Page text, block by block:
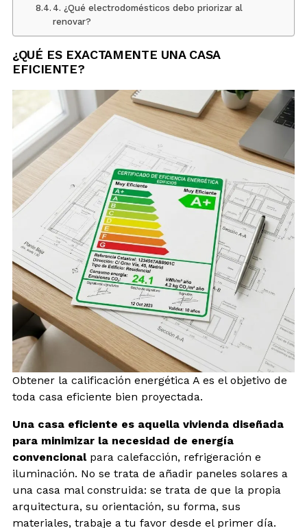
4. ¿Qué electrodomésticos debo priorizar al
renovar?
¿QUÉ ES EXACTAMENTE UNA CASA
EFICIENTE?
Obtener la calificación energética A es el objetivo de
toda casa eficiente bien proyectada.
Una casa eficiente es aquella vivienda diseñada
para minimizar la necesidad de energía
convencionalpara calefacción, refrigeración e
iluminación. No se trata de añadir paneles solares a
una casa mal construida: se trata de que la propia
arquitectura, su orientación, su forma, sus
materiales, trabaje a tu favor desde el primer día.